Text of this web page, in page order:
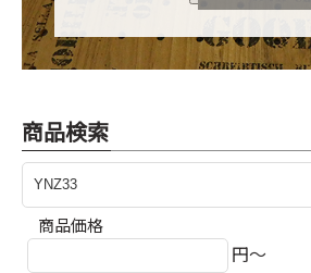
商品検索
商品価格
円～